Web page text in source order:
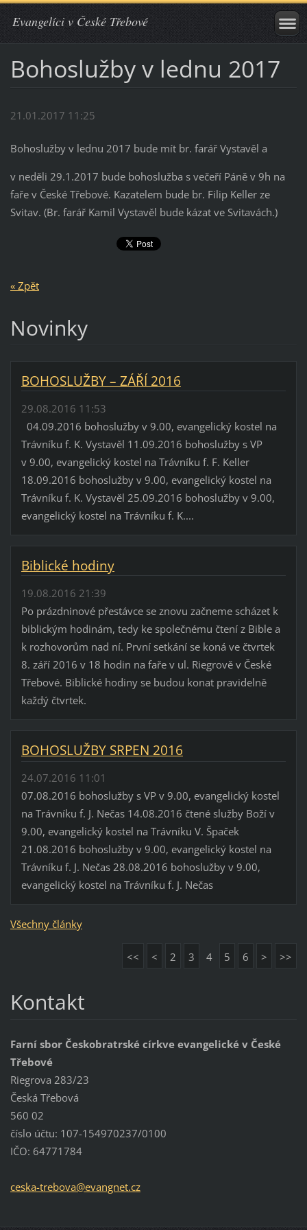
Evangelíci v České Třebové
Bohoslužby v lednu 2017
21.01.2017 11:25
Bohoslužby v lednu 2017 bude mít br. farář Vystavěl a
v neděli 29.1.2017 bude bohoslužba s večeří Páně v 9h na
faře v České Třebové. Kazatelem bude br. Filip Keller ze
Svitav. (Br. farář Kamil Vystavěl bude kázat ve Svitavách.)
« Zpět
Novinky
BOHOSLUŽBY – ZÁŘÍ 2016
29.08.2016 11:53
04.09.2016 bohoslužby v 9.00, evangelický kostel na
Trávníku f. K. Vystavěl 11.09.2016 bohoslužby s VP
v 9.00, evangelický kostel na Trávníku f. F. Keller
18.09.2016 bohoslužby v 9.00, evangelický kostel na
Trávníku f. K. Vystavěl 25.09.2016 bohoslužby v 9.00,
evangelický kostel na Trávníku f. K....
Biblické hodiny
19.08.2016 21:39
Po prázdninové přestávce se znovu začneme scházet k
biblickým hodinám, tedy ke společnému čtení z Bible a
k rozhovorům nad ní. První setkání se koná ve čtvrtek
8. září 2016 v 18 hodin na faře v ul. Riegrově v České
Třebové. Biblické hodiny se budou konat pravidelně
každý čtvrtek.
BOHOSLUŽBY SRPEN 2016
24.07.2016 11:01
07.08.2016 bohoslužby s VP v 9.00, evangelický kostel
na Trávníku f. J. Nečas 14.08.2016 čtené služby Boží v
9.00, evangelický kostel na Trávníku V. Špaček
21.08.2016 bohoslužby v 9.00, evangelický kostel na
Trávníku f. J. Nečas 28.08.2016 bohoslužby v 9.00,
evangelický kostel na Trávníku f. J. Nečas
Všechny články
<< < 2 3 4 5 6 > >>
Kontakt
Farní sbor Českobratrské církve evangelické v České
Třebové
Riegrova 283/23
Česká Třebová
560 02
číslo účtu: 107-154970237/0100
IČO: 64771784
ceska-trebova@evangnet.cz